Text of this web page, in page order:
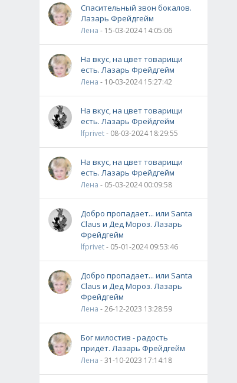
Спасительный звон бокалов.
Лазарь Фрейдгейм
Лена - 15-03-2024 14:05:06
На вкус, на цвет товарищи
есть. Лазарь Фрейдгейм
Лена - 10-03-2024 15:27:42
На вкус, на цвет товарищи
есть. Лазарь Фрейдгейм
lfprivet- 08-03-2024 18:29:55
На вкус, на цвет товарищи
есть. Лазарь Фрейдгейм
Лена - 05-03-2024 00:09:58
Добро пропадает... или Santa
Claus и Дед Мороз. Лазарь
Фрейдгейм
lfprivet- 05-01-2024 09:53:46
Добро пропадает... или Santa
Claus и Дед Мороз. Лазарь
Фрейдгейм
Лена - 26-12-2023 13:28:59
Бог милостив - радость
придёт. Лазарь Фрейдгейм
Лена - 31-10-2023 17:14:18